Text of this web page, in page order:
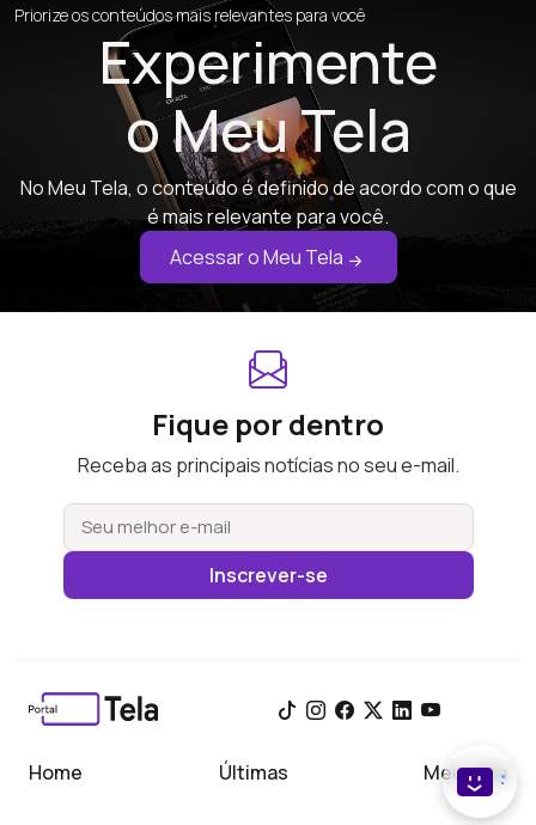
Priorize os conteúdos mais relevantes para você
Experimente
o Meu Tela
No Meu Tela, o conteúdo é definido de acordo com o que
é mais relevante para você.
Acessar o Meu Tela
Fique por dentro
Receba as principais notícias no seu e-mail.
Inscrever-se
Home Últimas Meu Tela